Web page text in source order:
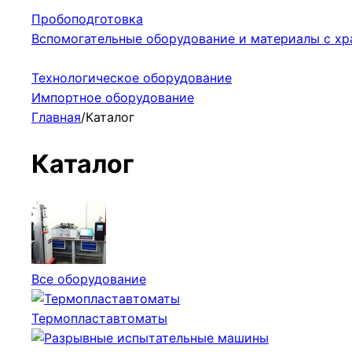
Пробоподготовка
Вспомогательные оборудование и материалы с
Технологическое оборудование
Импортное оборудование
Главная/Каталог
Каталог
Все оборудование
Термопластавтоматы